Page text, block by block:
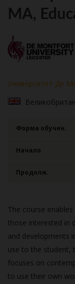
MA,
Университет Де
Форма обучен.
Начало
Продолж.
The course
those interested in
and developments
use to the student,
focuses on
to use their own